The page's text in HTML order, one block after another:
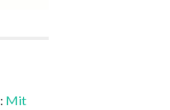
: Mit